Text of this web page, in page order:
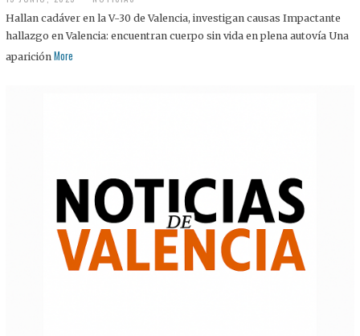
Hallan cadáver en la V-30 de Valencia, investigan causas Impactante
hallazgo en Valencia: encuentran cuerpo sin vida en plena autovía Una
aparición More